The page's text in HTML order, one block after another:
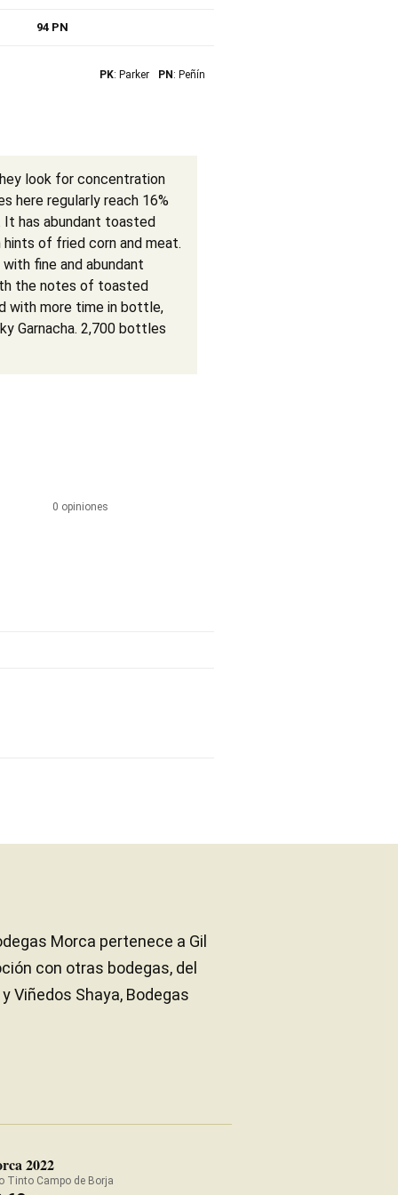
94 PN
PK: Parker PN : Peñín
look for concentration
here regularly reach 16%
It has abundant toasted
of fried corn and meat.
fine and abundant
the notes of toasted
with more time in bottle,
Garnacha. 2,700 bottles
0 opiniones
Morca pertenece a Gil
con otras bodegas, del
Viñedos Shaya, Bodegas
2022
Tinto Campo de Borja